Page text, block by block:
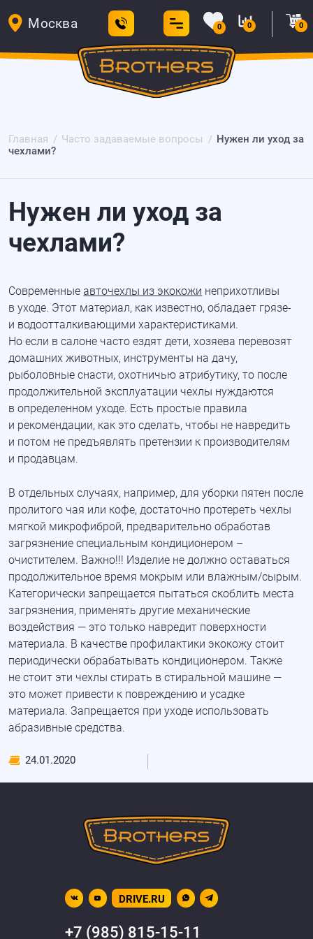
Москва 0 0 0
Главная Часто задаваемые вопросы
Нужен ли уход за
чехлами?
Нужен ли уход за
чехлами?
Современныеавточехлы из экокожи неприхотливы
в уходе. Этот материал, как известно, обладает грязе-
и водоотталкивающими характеристиками.
Но если в салоне часто ездят дети, хозяева перевозят
домашних животных, инструменты на дачу,
рыболовные снасти, охотничью атрибутику, то после
продолжительной эксплуатации чехлы нуждаются
в определенном уходе. Есть простые правила
и рекомендации, как это сделать, чтобы не навредить
и потом не предъявлять претензии к производителям
и продавцам.
В отдельных случаях, например, для уборки пятен после
пролитого чая или кофе, достаточно протереть чехлы
мягкой микрофиброй, предварительно обработав
загрязнение специальным кондиционером –
очистителем. Важно!!! Изделие не должно оставаться
продолжительное время мокрым или влажным/сырым.
Категорически запрещается пытаться скоблить места
загрязнения, применять другие механические
воздействия — это только навредит поверхности
материала. В качестве профилактики экокожу стоит
периодически обрабатывать кондиционером. Также
не стоит эти чехлы стирать в стиральной машине —
это может привести к повреждению и усадке
материала. Запрещается при уходе использовать
абразивные средства.
24.01.2020
DRIVE.RU
+7 (985) 815-15-11